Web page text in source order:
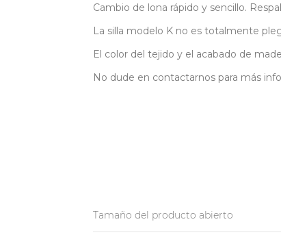
Cambio de lona rápido y sencillo.
La silla modelo K no es totalmente
El color del tejido y el acabado de
No dude en contactarnos para más
Tamaño del producto abierto